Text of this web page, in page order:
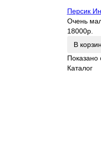
Персик
Очень
18000р.
В
Показано
Каталог